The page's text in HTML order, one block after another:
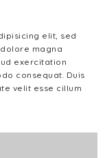
elit, sed
magna
exercitation
consequat. Duis
velit esse cillum